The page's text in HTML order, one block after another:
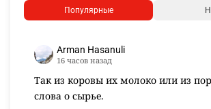
Популярные
Arman Hasanuli
16 часов назад
Так из коровы их молоко или из
слова о сырье.